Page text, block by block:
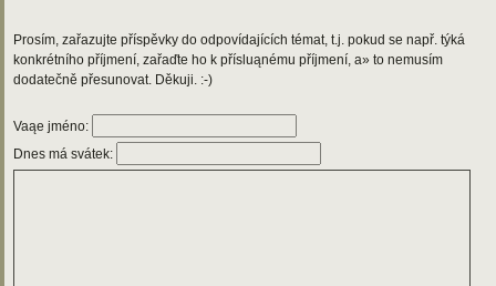
Prosím, zařazujte příspěvky do odpovídajících témat, t.j. pokud se např. týká
konkrétního příjmení, zařaďte ho k přísluąnému příjmení, a» to nemusím
dodatečně přesunovat. Děkuji. :-)
Vaąe jméno:
Dnes má svátek: